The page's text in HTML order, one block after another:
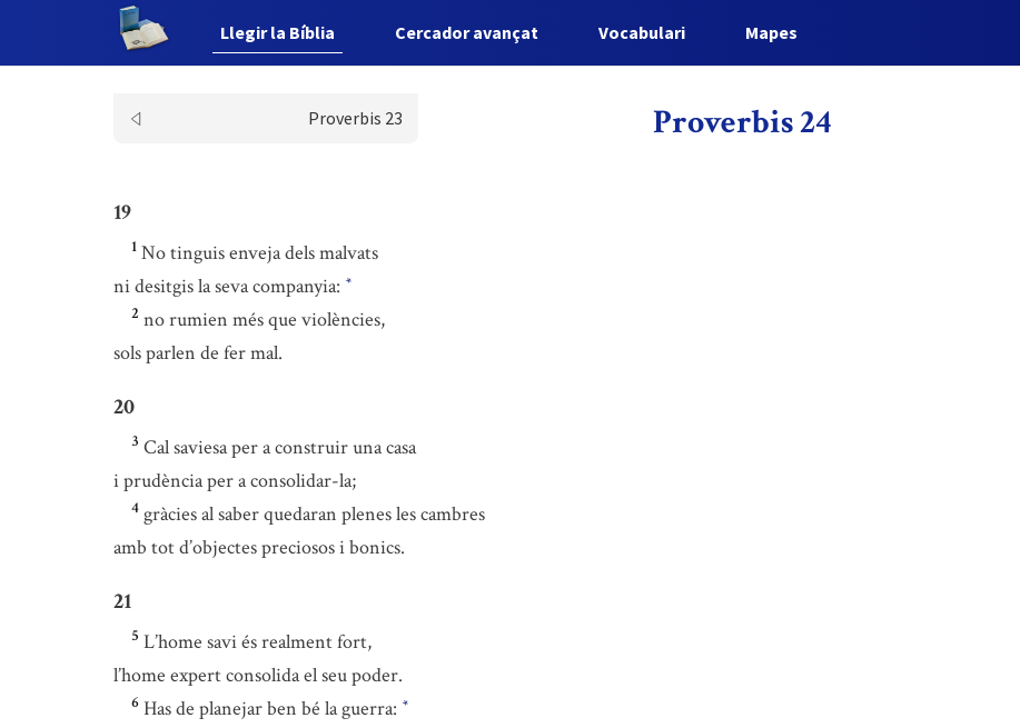
Llegir la Bíblia Cercador avançat Vocabulari Mapes
Proverbis 23 Proverbis 24
19
1 No tinguis enveja dels malvats
ni desitgis la seva companyia: *
2 no rumien més que violències,
sols parlen de fer mal.
20
3 Cal saviesa per a construir una casa
i prudència per a consolidar-la;
4 gràcies al saber quedaran plenes les cambres
amb tot d’objectes preciosos i bonics.
21
5 L’home savi és realment fort,
l’home expert consolida el seu poder.
6 Has de planejar ben bé la guerra: *